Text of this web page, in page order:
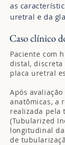
as
uretral e da
Caso clínico
Paciente com
distal,
placa uretral
Após
anatômicas, a
realizada pela
(Tubularized
longitudinal
de